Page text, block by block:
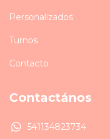
Personalizados
Turnos
Contacto
Contactános
541134823734